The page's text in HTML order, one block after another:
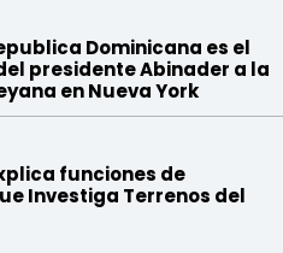
Dominicana es el
presidente Abinader a la
en Nueva York
funciones de
Investiga Terrenos del